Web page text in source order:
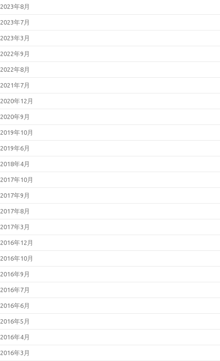
2023年8月
2023年7月
2023年3月
2022年9月
2022年8月
2021年7月
2020年12月
2020年9月
2019年10月
2019年6月
2018年4月
2017年10月
2017年9月
2017年8月
2017年3月
2016年12月
2016年10月
2016年9月
2016年7月
2016年6月
2016年5月
2016年4月
2016年3月